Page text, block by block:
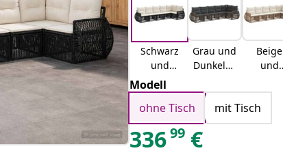
Schwarz
und
Cremewe
iß
Grau und
Dunkelgr
Beige
und
iß
Modell
ohne Tisch
mit Tisch
33699 €